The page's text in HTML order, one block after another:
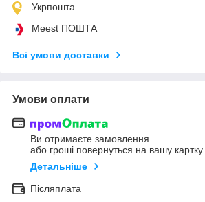
Укрпошта
Meest ПОШТА
Всі умови доставки
Умови оплати
Ви отримаєте замовлення
або гроші повернуться на вашу картку
Детальніше
Післяплата